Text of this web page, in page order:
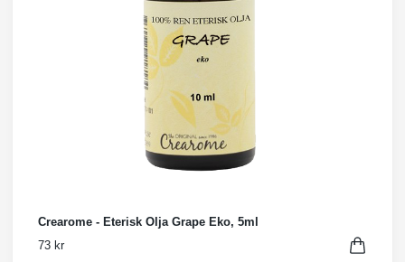
Crearome - Eterisk Olja Grape Eko, 5ml
73 kr